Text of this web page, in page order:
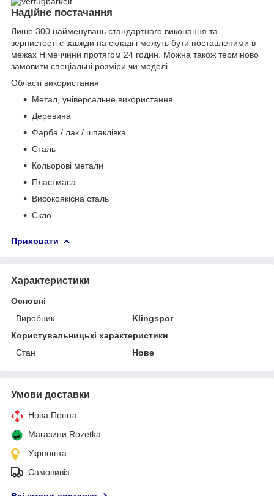
Надійне постачання
Лише 300 найменувань стандартного виконання та
зернистості є завжди на складі і можуть бути поставленими в
межах Німеччини протягом 24 годин. Можна також терміново
замовити спеціальні розміри чи моделі.
Області використання
Метал, універсальне використання
Деревина
Фарба / лак / шпаклівка
Сталь
Кольорові метали
Пластмаса
Високоякісна сталь
Скло
Приховати
Характеристики
Основні
Виробник
Klingspor
Користувальницькі характеристики
Стан
Нове
Умови доставки
Нова Пошта
Магазини Rozetka
Укрпошта
Самовивіз